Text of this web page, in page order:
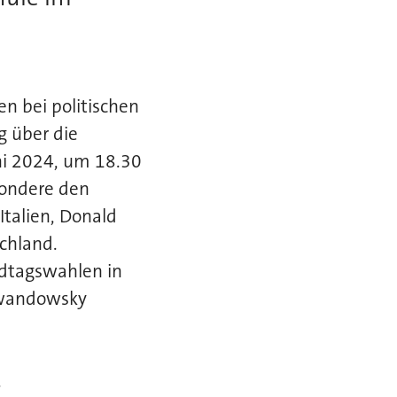
bei politischen
über die
2024, um 18.30
den
Donald
in